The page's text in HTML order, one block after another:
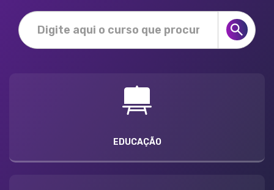
EDUCAÇÃO